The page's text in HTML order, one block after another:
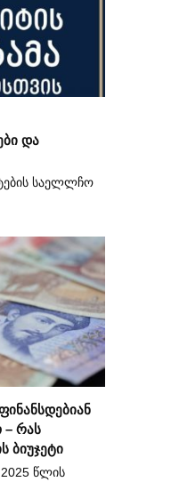
და
საელლჩო
– რას
ბიუჯეტი
2025 წლის